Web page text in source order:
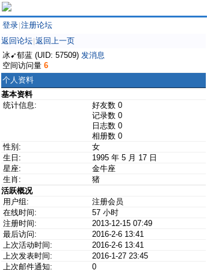
登录 注册论坛
返回论坛 返回上一页
冰➹郁蓝 (UID: 57509) 发消息
空间访问量 6
个人资料
基本资料
统计信息:
好友数 0
记录数 0
日志数 0
相册数 0
性别:
女
生日:
1995 年 5 月 17 日
星座:
金牛座
生肖:
猪
活跃概况
用户组:
注册会员
在线时间:
57 小时
注册时间:
2013-12-15 07:49
最后访问:
2016-2-6 13:41
上次活动时间:
2016-2-6 13:41
上次发表时间:
2016-1-27 23:45
上次邮件通知:
0